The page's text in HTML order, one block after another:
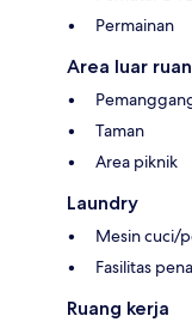
Permainan
Area luar
Taman
Area piknik
Laundry
Mesin cuci/
Fasilitas
Ruang kerja